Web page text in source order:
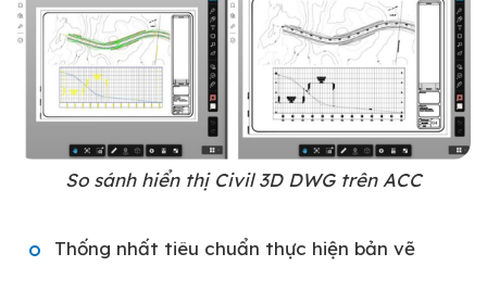
So sánh hiển thị Civil 3D DWG trên ACC
Thống nhất tiêu chuẩn thực hiện bản vẽ